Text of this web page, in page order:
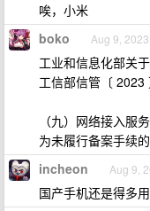
唉，小米
boko Aug 9, 2023
工业和信息化部关
工信部信管〔 2023
（九）网络接入服
为未履行备案手续
incheon Aug 9,
国产手机还是得多